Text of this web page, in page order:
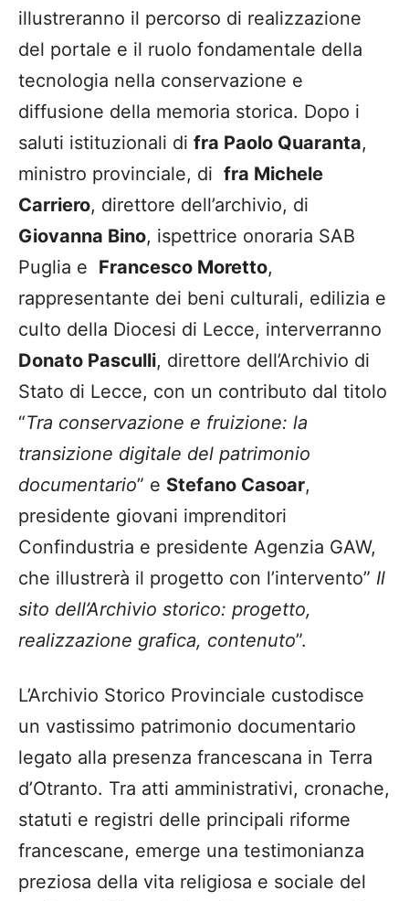
illustreranno il percorso di realizzazione
del portale e il ruolo fondamentale della
tecnologia nella conservazione e
diffusione della memoria storica. Dopo i
saluti istituzionali di fra Paolo Quaranta,
ministro provinciale, di fra Michele
Carriero, direttore dell’archivio, di
Giovanna Bino, ispettrice onoraria SAB
Puglia e Francesco Moretto,
rappresentante dei beni culturali, edilizia e
culto della Diocesi di Lecce, interverranno
Donato Pasculli, direttore dell’Archivio di
Stato di Lecce, con un contributo dal titolo
“Tra conservazione e fruizione: la
transizione digitale del patrimonio
documentario” e Stefano Casoar,
presidente giovani imprenditori
Confindustria e presidente Agenzia GAW,
che illustrerà il progetto con l’intervento” Il
sito dell’Archivio storico: progetto,
realizzazione grafica, contenuto”.
L’Archivio Storico Provinciale custodisce
un vastissimo patrimonio documentario
legato alla presenza francescana in Terra
d’Otranto. Tra atti amministrativi, cronache,
statuti e registri delle principali riforme
francescane, emerge una testimonianza
preziosa della vita religiosa e sociale del